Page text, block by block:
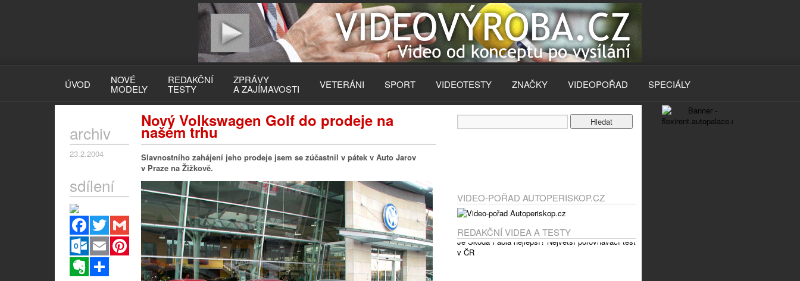
ÚVOD NOVÉ
MODELY
REDAKČNÍ
TESTY
ZPRÁVY
A ZAJÍMAVOSTI VETERÁNI SPORT VIDEOTESTY ZNAČKY VIDEOPOŘAD SPECIÁLY
Nový Volkswagen Golf do prodeje na
našem trhu
archiv
23.2.2004
sdílení
Facebook
Twitter
Gmail
Outlook.com
Email
Pinterest
Evernote
Slavnostního zahájení jeho prodeje jsem se zúčastnil v pátek v Auto Jarov
v Praze na Žižkově.
VIDEO-POŘAD AUTOPERISKOP.CZ
REDAKČNÍ VIDEA A TESTY